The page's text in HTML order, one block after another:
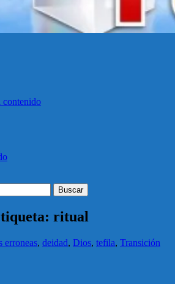
contenido
ritual
erroneas, deidad, Dios, tefila, Transición